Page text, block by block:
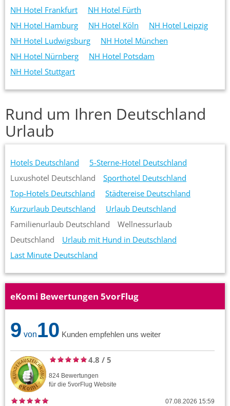
NH Hotel Frankfurt
NH Hotel Fürth
NH Hotel Hamburg
NH Hotel Köln
NH Hotel Leipzig
NH Hotel Ludwigsburg
NH Hotel München
NH Hotel Nürnberg
NH Hotel Potsdam
NH Hotel Stuttgart
Rund um Ihren Deutschland
Urlaub
Hotels Deutschland
5-Sterne-Hotel Deutschland
Luxushotel Deutschland
Sporthotel Deutschland
Top-Hotels Deutschland
Städtereise Deutschland
Kurzurlaub Deutschland
Urlaub Deutschland
Familienurlaub Deutschland
Wellnessurlaub
Deutschland
Urlaub mit Hund in Deutschland
Last Minute Deutschland
eKomi Bewertungen 5vorFlug
9 von10 Kunden empfehlen uns weiter
4.8 / 5
824 Bewertungen
für die 5vorFlug Website
07.08.2026 15:59